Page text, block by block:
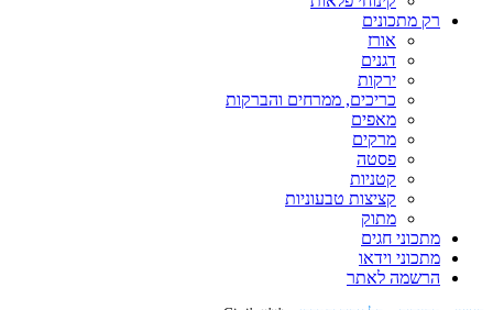
רק מתכונים
אורז
דגנים
ירקות
כריכים, ממרחים והברקות
מאפים
מרקים
פסטה
קטניות
קציצות טבעוניות
מתוק
מתכוני חגים
מתכוני וידאו
הרשמה לאתר